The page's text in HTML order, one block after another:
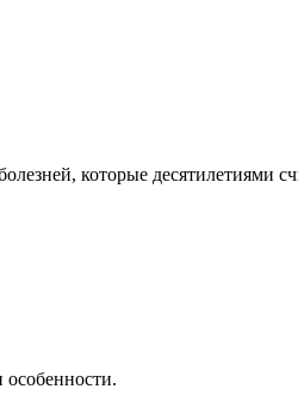
которые десятилетиями